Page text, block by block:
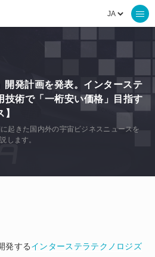
発計画を発表。インターステ
技術で「一桁安い価格」目指す
起きた国内外の宇宙ビジネスニュースを
します。
発するインターステラテクノロジズ